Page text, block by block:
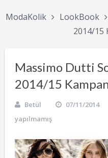
ModaKolik LookBook
2014/15
Massimo Dutti
2014/15
Betül 07/11/2014
yapılmamış